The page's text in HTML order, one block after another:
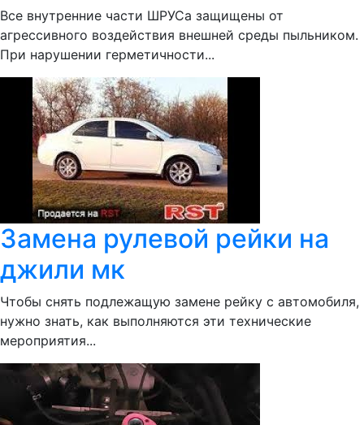
Все внутренние части ШРУСа защищены от
агрессивного воздействия внешней среды пыльником.
При нарушении герметичности...
Замена рулевой рейки на
джили мк
Чтобы снять подлежащую замене рейку с автомобиля,
нужно знать, как выполняются эти технические
мероприятия...